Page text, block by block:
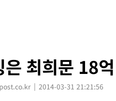
최희문 18억
2014-03-31 21:21:56